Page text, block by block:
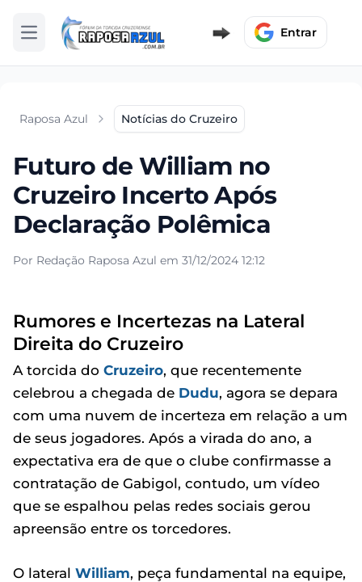
Abrir menu Entrar
Raposa Azul Notícias do Cruzeiro
Futuro de William no
Cruzeiro Incerto Após
Declaração Polêmica
Por Redação Raposa Azul em 31/12/2024 12:12
Rumores e Incertezas na Lateral
Direita do Cruzeiro
A torcida do Cruzeiro, que recentemente
celebrou a chegada de Dudu, agora se depara
com uma nuvem de incerteza em relação a um
de seus jogadores. Após a virada do ano, a
expectativa era de que o clube confirmasse a
contratação de Gabigol, contudo, um vídeo
que se espalhou pelas redes sociais gerou
apreensão entre os torcedores.
O lateral William, peça fundamental na equipe,